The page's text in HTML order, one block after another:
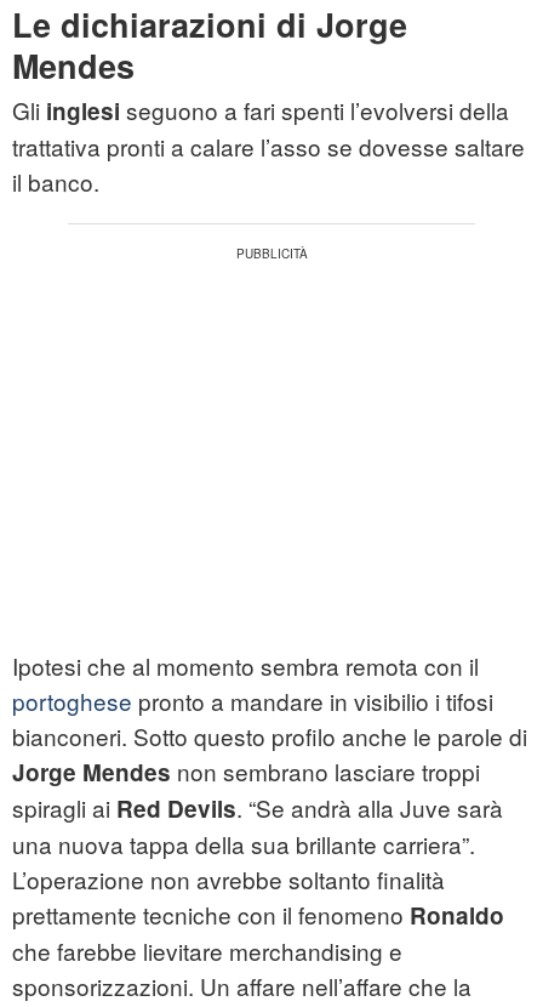
Le dichiarazioni di Jorge
Mendes
Gli inglesi seguono a fari spenti l’evolversi della
trattativa pronti a calare l’asso se dovesse saltare
il banco.
Ipotesi che al momento sembra remota con il
portoghese pronto a mandare in visibilio i tifosi
bianconeri. Sotto questo profilo anche le parole di
Jorge Mendes non sembrano lasciare troppi
spiragli ai Red Devils. “Se andrà alla Juve sarà
una nuova tappa della sua brillante carriera”.
L’operazione non avrebbe soltanto finalità
prettamente tecniche con il fenomeno Ronaldo
che farebbe lievitare merchandising e
sponsorizzazioni. Un affare nell’affare che la